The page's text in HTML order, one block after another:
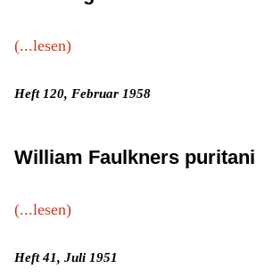
(...lesen)
Heft 120, Februar 1958
William Faulkners
(...lesen)
Heft 41, Juli 1951